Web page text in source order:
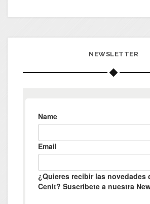
NEWSLETTER